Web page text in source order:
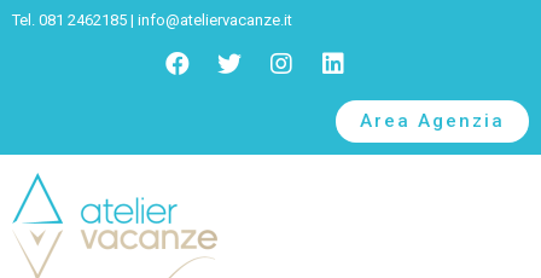
Tel. 081 2462185 | info@ateliervacanze.it
Area Agenzia